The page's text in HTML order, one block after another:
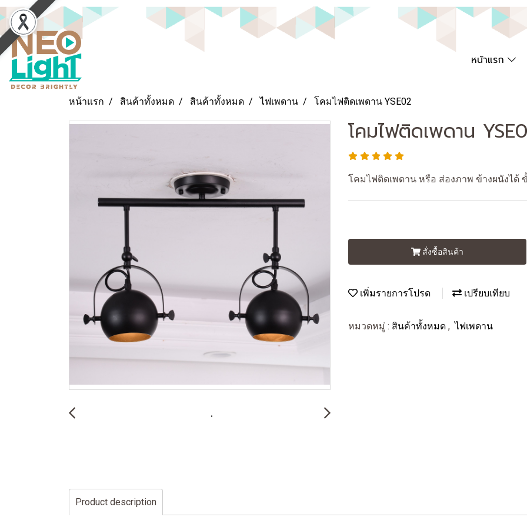
หน้าแรก
หน้าแรก สินค้าทั้งหมด สินค้าทั้งหมด ไฟเพดาน โคมไฟติดเพดาน YSE02
โคมไฟติดเพดาน
โคมไฟติดเพดาน หรือ ส่องภาพ ข้างผนังได้
สั่งซื้อสินค้า
เพิ่มรายการโปรด เปรียบเทียบ
หมวดหมู่ : สินค้าทั้งหมด , ไฟเพดาน
Product description